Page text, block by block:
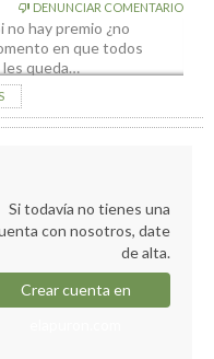
DENUNCIAR COMENTARIO
hay premio ¿no
en que todos
queda…
Si todavía no tienes una
con nosotros, date
de alta.
Crear cuenta en